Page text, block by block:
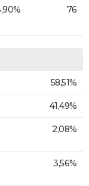
76
58,51%
41,49%
2,08%
3,56%